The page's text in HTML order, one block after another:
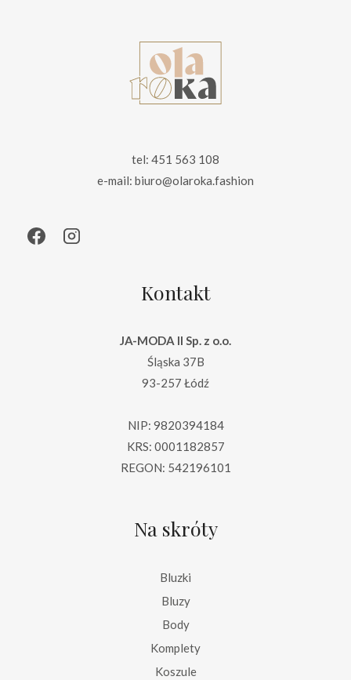
tel: 451 563 108
e-mail: biuro@olaroka.fashion
Kontakt
JA-MODA II Sp. z o.o.
Śląska 37B
93-257 Łódź
NIP: 9820394184
KRS: 0001182857
REGON: 542196101
Na skróty
Bluzki
Bluzy
Body
Komplety
Koszule